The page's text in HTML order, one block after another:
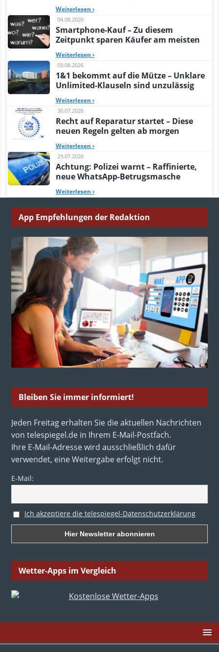
Weiterlesen ›
04.08.2026
Smartphone-Kauf – Zu diesem
Zeitpunkt sparen Käufer am meisten
Weiterlesen ›
03.08.2026
1&1 bekommt auf die Mütze – Unklare
Unlimited-Klauseln sind unzulässig
Weiterlesen ›
30.07.2026
Recht auf Reparatur startet – Diese
neuen Regeln gelten ab morgen
Weiterlesen ›
29.07.2026
Achtung: Polizei warnt – Raffinierte,
neue WhatsApp-Betrugsmasche
Weiterlesen ›
App Empfehlungen der Redaktion
Bleiben Sie immer informiert!
Jeden Freitag erhalten Sie die aktuellen Nachrichten
von telespiegel.de in Ihrem E-Mail-Postfach.
Ihre E-Mail-Adresse wird ausschließlich dafür
verwendet, eine Weitergabe erfolgt nicht.
E-Mail:
Ich akzeptiere die telespiegel-Datenschutzerklärung
Wetter-Apps im Vergleich